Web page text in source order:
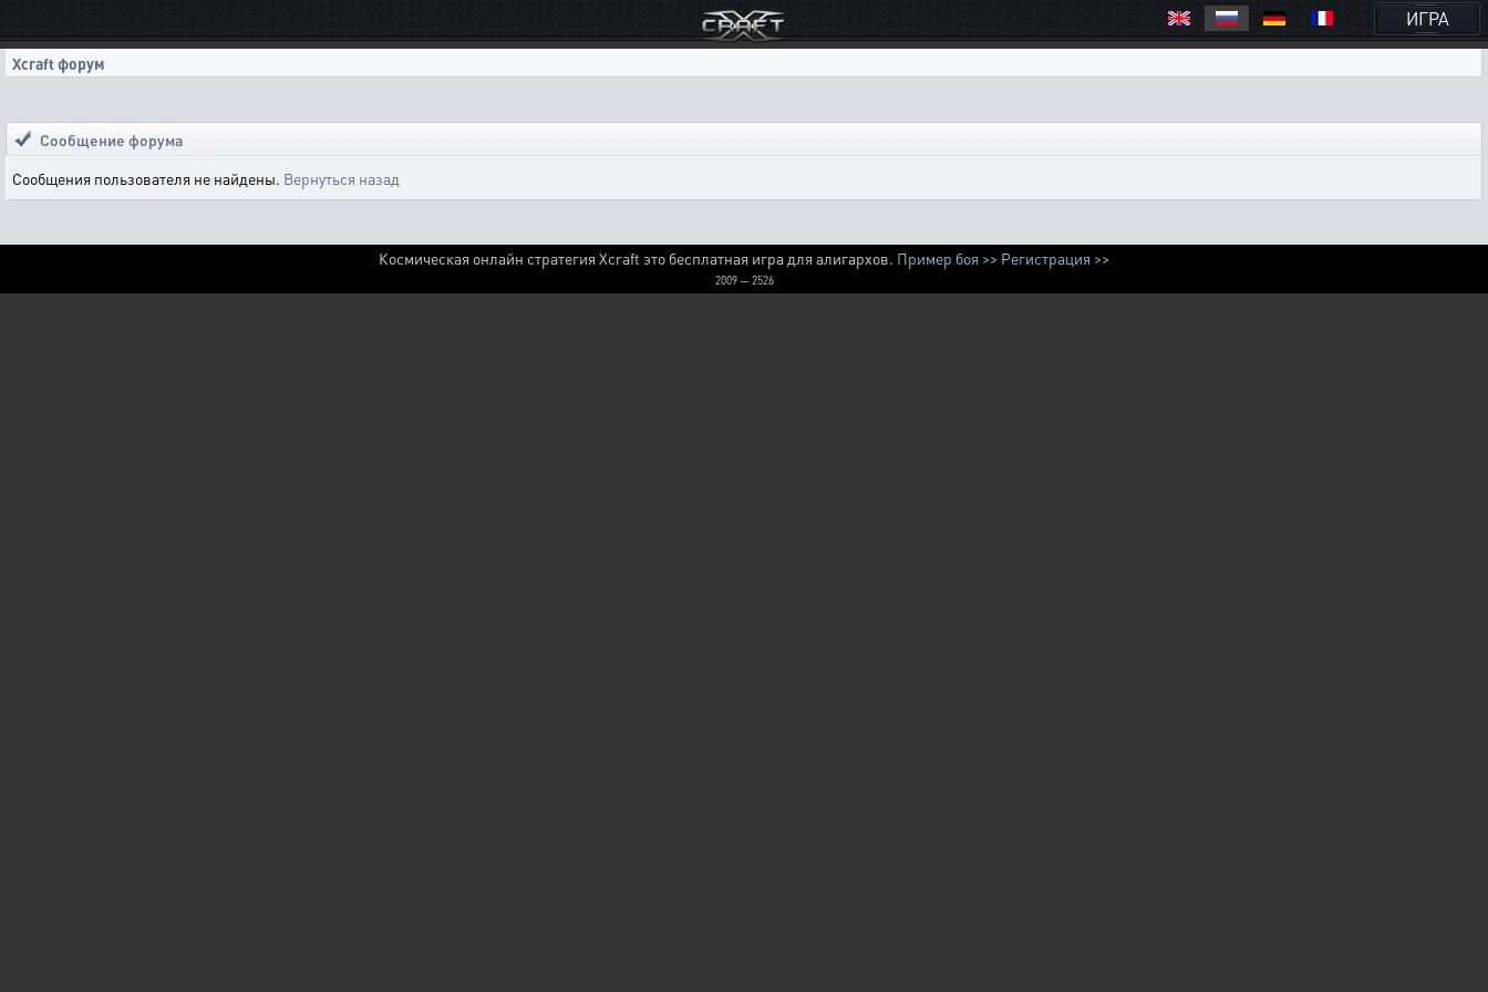
ИГРА
Xcraft форум
Сообщение форума
Сообщения пользователя не найдены. Вернуться назад
Космическая онлайн стратегия Xcraft это бесплатная игра для алигархов. Пример боя >> Регистрация >>
2009 — 2526